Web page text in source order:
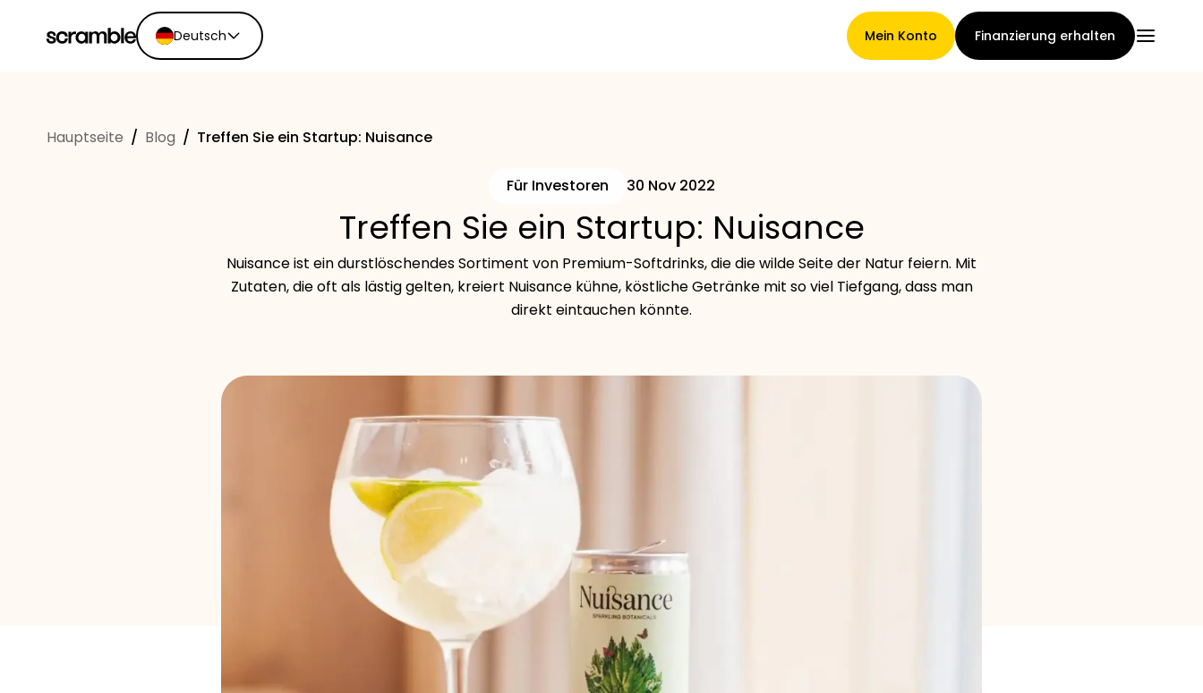
Deutsch
Español
Mein Konto Finanzierung erhalten
Konditionen der
Forderungsabtretung
Hauptseite / Blog / Treffen Sie ein Startup: Nuisance
Für Investoren 30 Nov 2022
Treffen Sie ein Startup: Nuisance
Nuisance ist ein durstlöschendes Sortiment von Premium-Softdrinks, die die wilde Seite der Natur feiern. Mit
Zutaten, die oft als lästig gelten, kreiert Nuisance kühne, köstliche Getränke mit so viel Tiefgang, dass man
direkt eintauchen könnte.